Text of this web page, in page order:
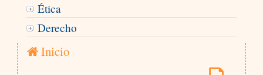
Ética
Derecho
Inicio